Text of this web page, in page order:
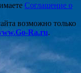
Соглашение о
возможно только
Ra.ru.